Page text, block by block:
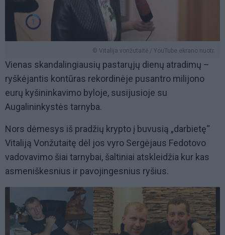
© Vitalija vonžutaitė / YouTube ekrano nuotr.
Vienas skandalingiausių pastarųjų dienų atradimų –
ryškėjantis kontūras rekordinėje pusantro milijono
eurų kyšininkavimo byloje, susijusioje su
Augalininkystės tarnyba.
Nors dėmesys iš pradžių krypto į buvusią „darbietę“
Vitaliją Vonžutaitę dėl jos vyro Sergėjaus Fedotovo
vadovavimo šiai tarnybai, šaltiniai atskleidžia kur kas
asmeniškesnius ir pavojingesnius ryšius.